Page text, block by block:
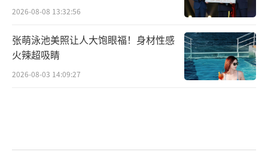
2026-08-08 13:32:56
张萌泳池美照让人大饱眼福！身材性感
火辣超吸睛
2026-08-03 14:09:27